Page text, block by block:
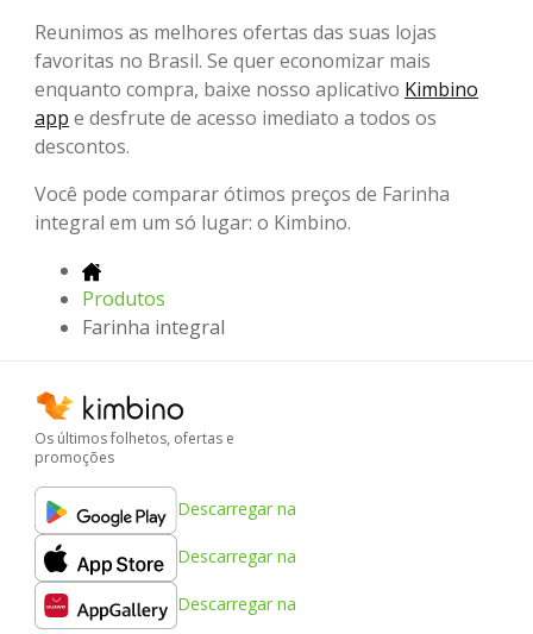
Reunimos as melhores ofertas das suas lojas
favoritas no Brasil. Se quer economizar mais
enquanto compra, baixe nosso aplicativo Kimbino
app e desfrute de acesso imediato a todos os
descontos.
Você pode comparar ótimos preços de Farinha
integral em um só lugar: o Kimbino.
Produtos
Farinha integral
Os últimos folhetos, ofertas e
promoções
Descarregar na
Descarregar na
Descarregar na